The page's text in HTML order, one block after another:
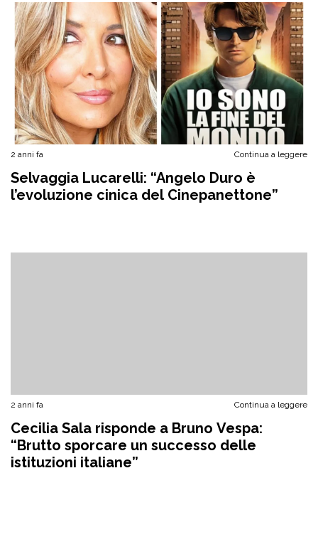
2 anni fa Continua a leggere
Selvaggia Lucarelli: “Angelo Duro è
l’evoluzione cinica del Cinepanettone”
2 anni fa Continua a leggere
Cecilia Sala risponde a Bruno Vespa:
“Brutto sporcare un successo delle
istituzioni italiane”